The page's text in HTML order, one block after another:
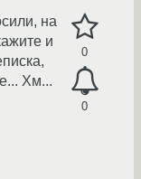
0
0
на
и
Хм...